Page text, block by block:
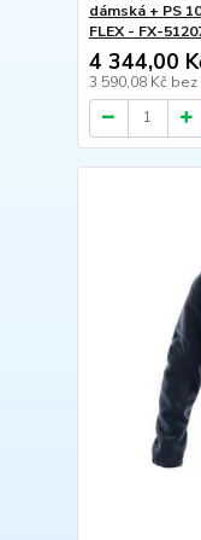
dámská + PS
FLEX - FX-
4 344,00
3 590,08 Kč bez